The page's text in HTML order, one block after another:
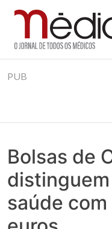
to
Jornal Médico
Médico – O Jornal de
realmente contam!
PUB
Bolsas de
saúde